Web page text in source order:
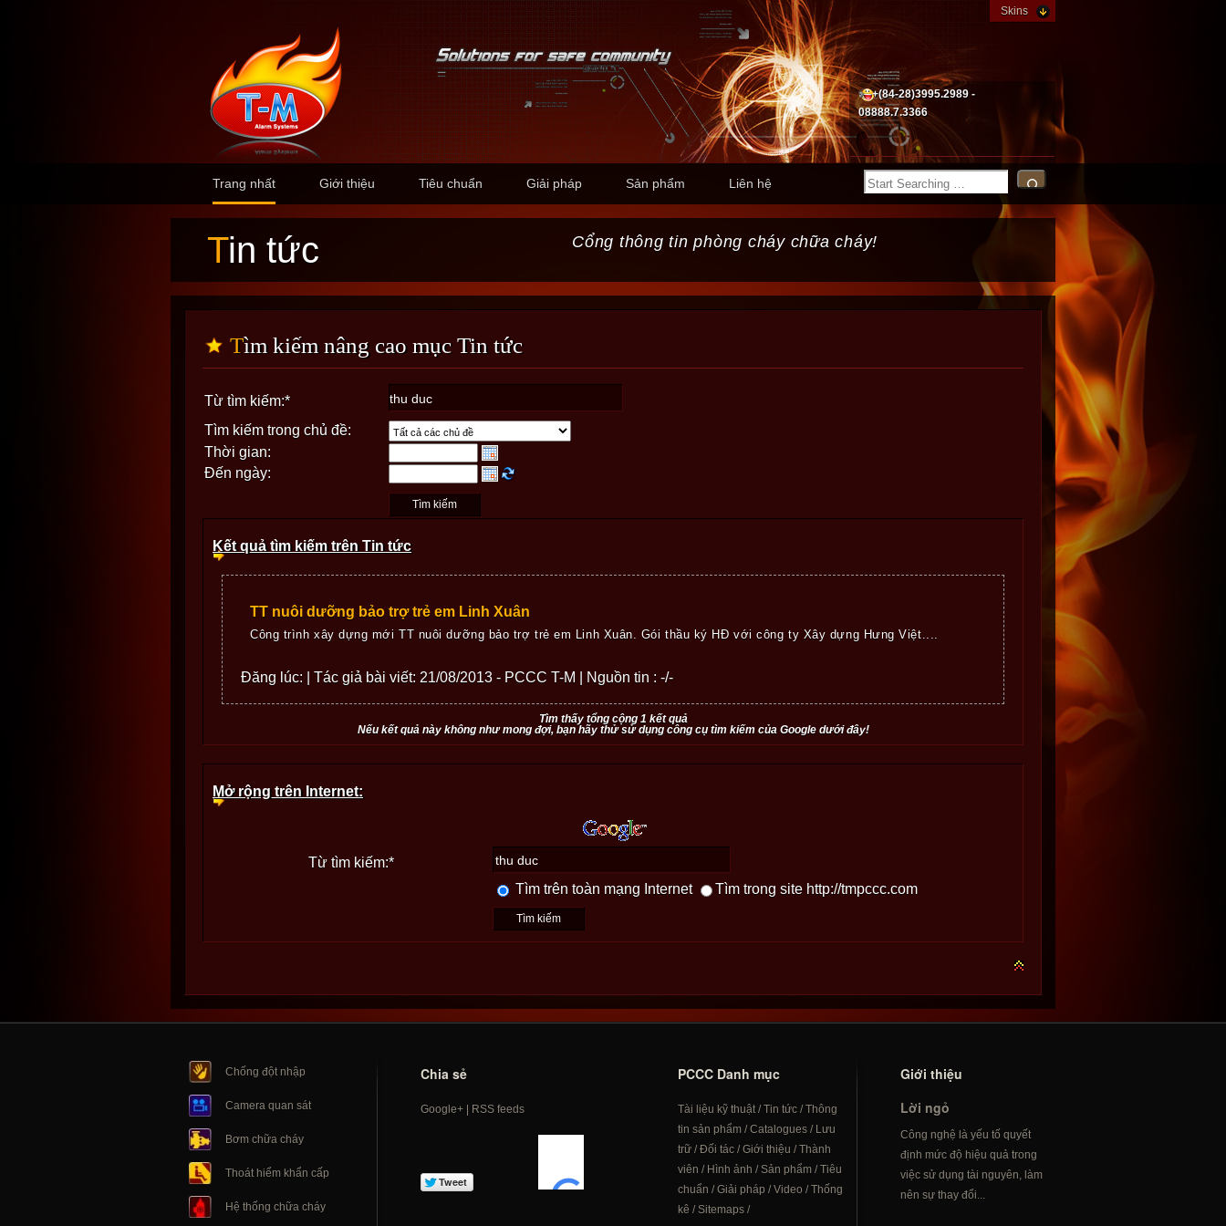
Skins
+(84-28)3995.2989 -
08888.7.3366
Trang nhất Giới thiệu Tiêu chuẩn Giải pháp Sản phẩm Liên hệ
Tin tức Cổng thông tin phòng cháy chữa cháy!
Tìm kiếm nâng cao mục Tin tức
Từ tìm kiếm:*
Tìm kiếm trong chủ đề:
Thời gian:
Đến ngày:
Kết quả tìm kiếm trên Tin tức
TT nuôi dưỡng bảo trợ trẻ em Linh Xuân
Công trình xây dựng mới TT nuôi dưỡng bảo trợ trẻ em Linh Xuân. Gói thầu ký HĐ với công ty Xây dựng Hưng Việt....
Đăng lúc: | Tác giả bài viết: 21/08/2013 - PCCC T-M | Nguồn tin : -/-
Tìm thấy tổng cộng 1 kết quả
Nếu kết quả này không như mong đợi, bạn hãy thử sử dụng công cụ tìm kiếm của Google dưới đây!
Mở rộng trên Internet:
Từ tìm kiếm:*
Tìm trên toàn mạng Internet
Tìm trong site http://tmpccc.com
Chống đột nhập
Camera quan sát
Bơm chữa cháy
Thoát hiểm khẩn cấp
Hệ thống chữa cháy
Chia sẻ
Google+| RSS feeds
PCCC Danh mục
Tài liệu kỹ thuật/Tin tức/Thông
tin sản phẩm/Catalogues/ Lưu
trữ/Đối tác/Giới thiệu /Thành
viên / Hình ảnh /Sản phẩm/Tiêu
chuẩn /Giải pháp /Video /Thống
kê /Sitemaps/
Giới thiệu
Lời ngỏ
Công nghệ là yếu tố quyết
định mức độ hiệu quả trong
việc sử dụng tài nguyên, làm
nên sự thay đổi...